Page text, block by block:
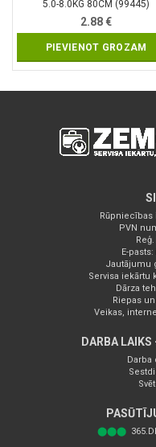
5.0-8.0KG 80CM (99445)
2.88€
PIEVIENOT GROZAM
Rūpniecības
PVN
E-pasts:
Jautājumu
Servisa iekārtu
Dārza
Riepas
Veikas,
DARBA
Darba
⬤⬤⬤